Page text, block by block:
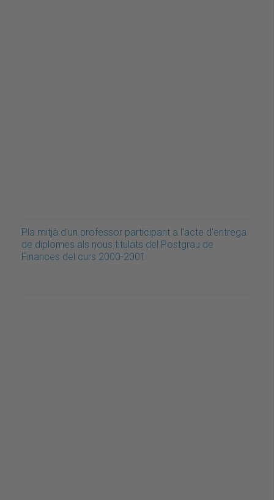
Pla mitjà d'un professor participant a l'acte d'entrega
de diplomes als nous titulats del Postgrau de
Finances del curs 2000-2001